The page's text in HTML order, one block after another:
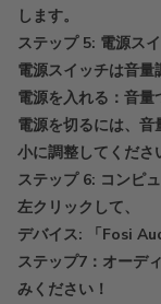
します。
ステップ 5: 電源ス
電源スイッチは音量
電源を入れる：音量
電源を切るには、
小に調整してくださ
ステップ 6: コンピ
左クリックして、
デバイス: 「Fosi
ステップ7：オーデ
みください！